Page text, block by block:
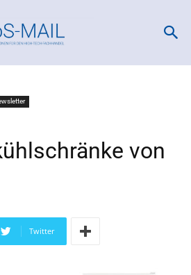
von
Twitter